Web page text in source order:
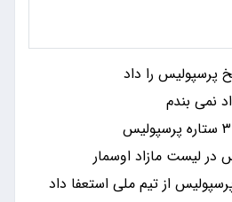
پرسپولیس را داد
نمی بندم
از تیم ملی استعفا داد